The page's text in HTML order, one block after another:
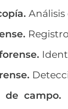
de campo.